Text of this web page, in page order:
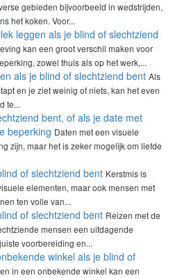
gebieden bijvoorbeeld in wedstrijden,
het koken. Voor...
leggen als je blind of slechtziend
kan een groot verschil maken voor
zowel thuis als op het werk,...
als je blind of slechtziend bent Als
en je ziet weinig of niets, kan het even
te...
bent, of als je date met
beperking Daten met een visuele
zijn, maar het is zeker mogelijk om liefde
of slechtziend bent Kerstmis is
elementen, maar ook mensen met
ten volle van...
of slechtziend bent Reizen met de
mensen een uitdagende
voorbereiding en...
winkel als je blind of
in een onbekende winkel kan een